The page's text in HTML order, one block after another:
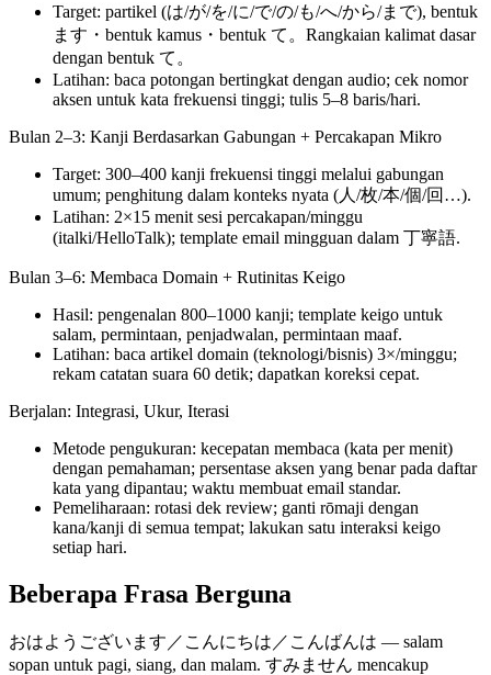
Target: partikel (は/が/を/に/で/の/も/へ/から/まで), bentuk
ます・bentuk kamus・bentuk て。Rangkaian kalimat dasar
dengan bentuk て。
Latihan: baca potongan bertingkat dengan audio; cek nomor
aksen untuk kata frekuensi tinggi; tulis 5–8 baris/hari.
Bulan 2–3: Kanji Berdasarkan Gabungan + Percakapan Mikro
Target: 300–400 kanji frekuensi tinggi melalui gabungan
umum; penghitung dalam konteks nyata (人/枚/本/個/回…).
Latihan: 2×15 menit sesi percakapan/minggu
(italki/HelloTalk); template email mingguan dalam 丁寧語.
Bulan 3–6: Membaca Domain + Rutinitas Keigo
Hasil: pengenalan 800–1000 kanji; template keigo untuk
salam, permintaan, penjadwalan, permintaan maaf.
Latihan: baca artikel domain (teknologi/bisnis) 3×/minggu;
rekam catatan suara 60 detik; dapatkan koreksi cepat.
Berjalan: Integrasi, Ukur, Iterasi
Metode pengukuran: kecepatan membaca (kata per menit)
dengan pemahaman; persentase aksen yang benar pada daftar
kata yang dipantau; waktu membuat email standar.
Pemeliharaan: rotasi dek review; ganti rōmaji dengan
kana/kanji di semua tempat; lakukan satu interaksi keigo
setiap hari.
Beberapa Frasa Berguna
おはようございます／こんにちは／こんばんは — salam
sopan untuk pagi, siang, dan malam. すみません mencakup